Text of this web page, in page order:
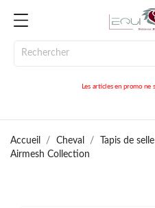
Les articles en promo ne
Accueil Cheval Tapis de
Airmesh Collection